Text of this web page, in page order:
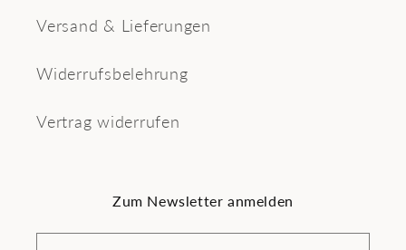
Versand & Lieferungen
Widerrufsbelehrung
Vertrag widerrufen
Zum Newsletter anmelden